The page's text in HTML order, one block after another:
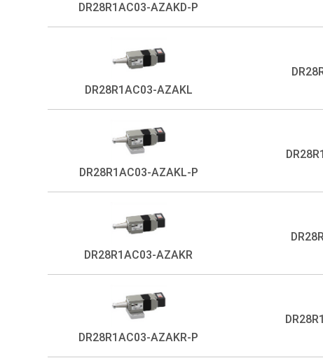
DR28R1AC03-AZAKD-P
DR28R1AC03-AZAKL
DR28R1AC03-AZAKL-P
DR28R1AC03-AZAKR
DR28R1AC03-AZAKR-P